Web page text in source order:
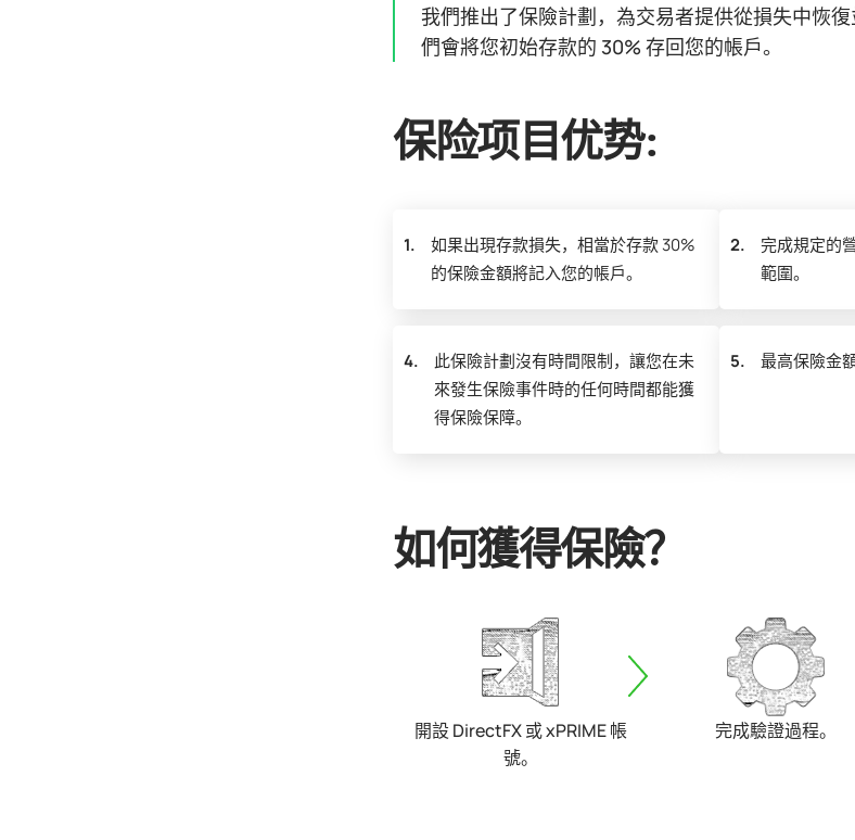
我們推出了保險計劃，為交易者提供從損失中恢
們會將您初始存款的 30% 存回您的帳戶。
保险项目优势:
1.
如果出現存款損失，相當於存款 30%
的保險金額將記入您的帳戶。
2.
完成規定的
範圍。
4.
此保險計劃沒有時間限制，讓您在未
來發生保險事件時的任何時間都能獲
得保險保障。
5. 最高保險金
如何獲得保險？
開設 DirectFX 或 xPRIME 帳
號。
完成驗證過程。